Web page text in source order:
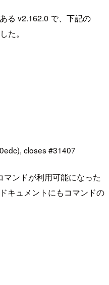
る v2.162.0 で、下記の
た。
closes #31407
マンドが利用可能になった
キュメントにもコマンドの